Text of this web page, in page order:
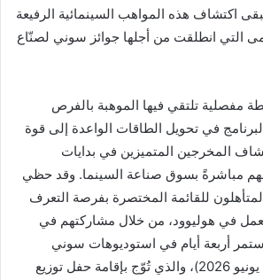
اكتشاف هذه المواهب السينمائية الرفيعة
التي انطلقت من أجلها جوائز سوني لصنّاع
مفصلية تلتقي فيها الموهبة بالفرص
في تحويل الطاقات الواعدة إلى قوة
المخرجين المتميزين في بدايات
مباشرةً بسوق صناعة السينما. وقد حظي
للقائمة المختصرة بفرصة التعرف
في هوليوود، من خلال مشاركتهم في
أربعة أيام في استوديوهات سوني
بيكتشرز (من 8 إلى 11 يونيو 2026)، والذي تُوّج بإقامة حفل توزيع